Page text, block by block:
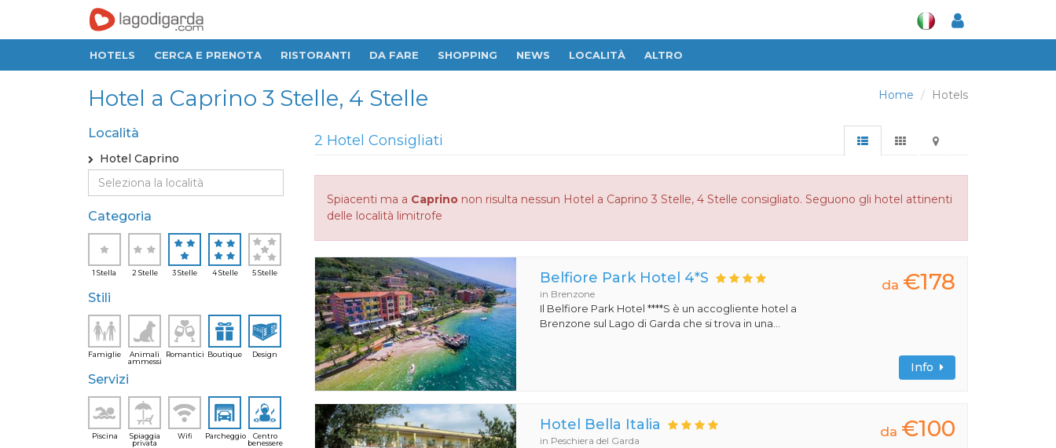
HOTELS CERCA E PRENOTA RISTORANTI DA FARE SHOPPING NEWS LOCALITÀ ALTRO
Home Hotels
Hotel a Caprino 3 Stelle, 4 Stelle
Località
Hotel Caprino
Categoria
1 Stella 2 Stelle 3 Stelle 4 Stelle 5 Stelle
Stili
Famiglie
Animali
ammessi
Romantici Boutique Design
Servizi
Piscina
Spiaggia
privata
Wifi Parcheggio
Centro
benessere
2 Hotel Consigliati
Spiacenti ma a Caprinonon risulta nessun Hotel a Caprino 3 Stelle, 4 Stelle consigliato. Seguono gli hotel attinenti
delle località limitrofe
Belfiore Park Hotel 4*S
in Brenzone
Il Belfiore Park Hotel ****S è un accogliente hotel a
Brenzone sul Lago di Garda che si trova in una...
da €178
Info
Hotel Bella Italia
in Peschiera del Garda
da €100